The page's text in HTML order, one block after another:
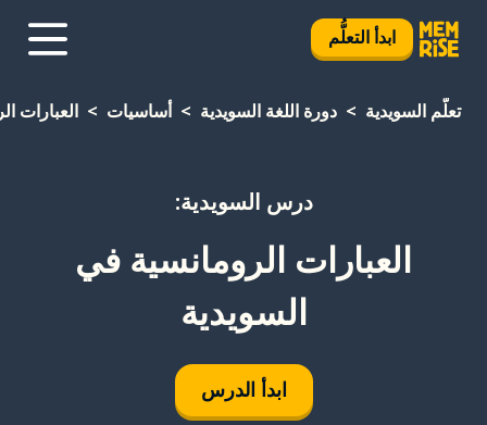
ابدأ التعلُّم
تعلَّم السويدية دورة اللغة السويدية أساسيات العبارات
درس السويدية:
العبارات الرومانسية في
السويدية
ابدأ الدرس